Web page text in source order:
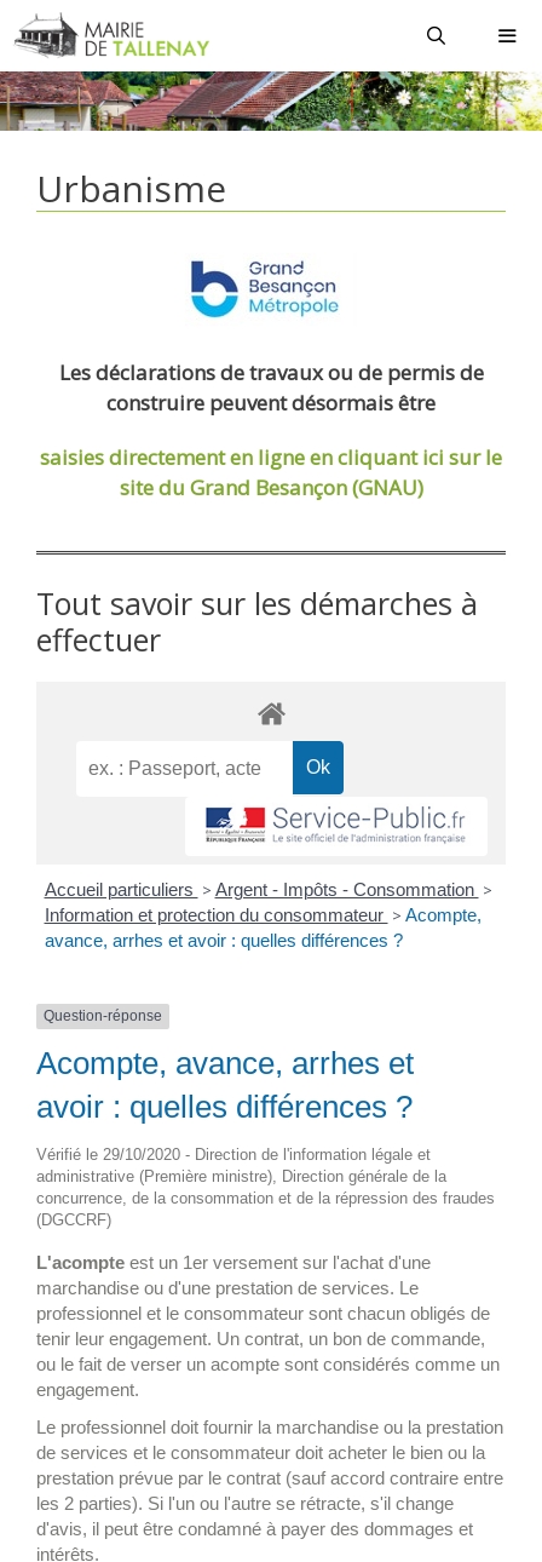
Aller
au
contenu
Urbanisme
Les déclarations de travaux ou de permis de
construire peuvent désormais être
saisies directement en ligneen cliquant ici sur le
site du Grand Besançon (GNAU)
Tout savoir sur les démarches à
effectuer
Accueil particuliers > Argent - Impôts - Consommation >
Information et protection du consommateur > Acompte,
avance, arrhes et avoir : quelles différences ?
Question-réponse
Acompte, avance, arrhes et
avoir : quelles différences ?
Vérifié le 29/10/2020 - Direction de l'information légale et
administrative (Première ministre), Direction générale de la
concurrence, de la consommation et de la répression des fraudes
(DGCCRF)
L'acompte est un 1er versement sur l'achat d'une
marchandise ou d'une prestation de services. Le
professionnel et le consommateur sont chacun obligés de
tenir leur engagement. Un contrat, un bon de commande,
ou le fait de verser un acompte sont considérés comme un
engagement.
Le professionnel doit fournir la marchandise ou la prestation
de services et le consommateur doit acheter le bien ou la
prestation prévue par le contrat (sauf accord contraire entre
les 2 parties). Si l'un ou l'autre se rétracte, s'il change
d'avis, il peut être condamné à payer des dommages et
intérêts.